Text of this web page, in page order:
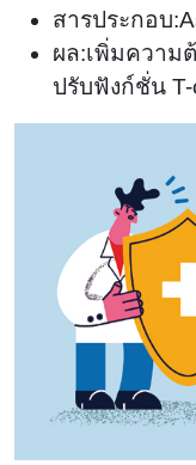
สารประกอบ
ผล:เพิ่มความ
ปรับฟังก์ชั่น T-